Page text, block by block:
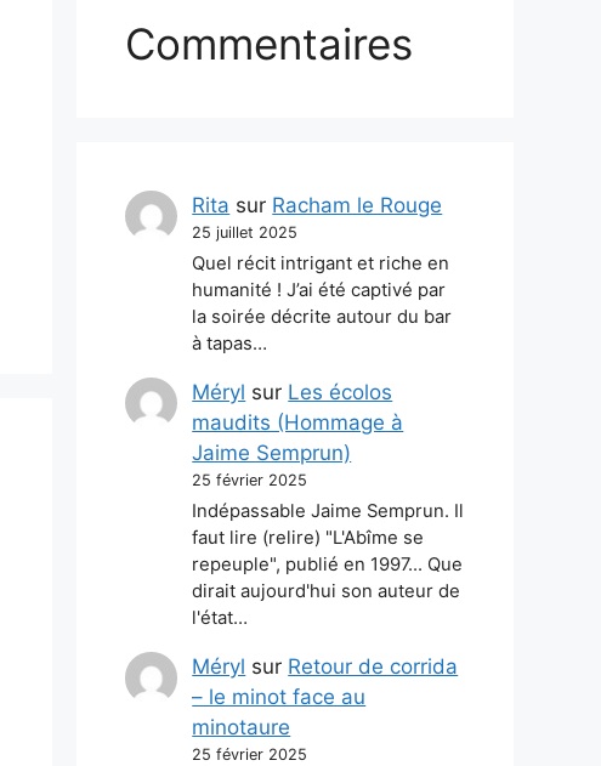
Commentaires
Rita sur Racham le Rouge
25 juillet 2025
Quel récit intrigant et riche en
humanité ! J’ai été captivé par
la soirée décrite autour du bar
à tapas…
Méryl sur Les écolos
maudits (Hommage à
Jaime Semprun)
25 février 2025
Indépassable Jaime Semprun. Il
faut lire (relire) "L'Abîme se
repeuple", publié en 1997... Que
dirait aujourd'hui son auteur de
l'état…
Méryl sur Retour de corrida
– le minot face au
minotaure
25 février 2025